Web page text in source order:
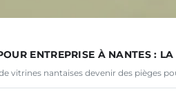
ENTREPRISE À NANTES :
vitrines nantaises devenir des pièges